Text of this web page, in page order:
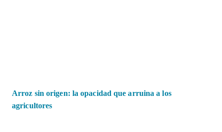
Arroz sin origen: la opacidad que arruina a los
agricultores